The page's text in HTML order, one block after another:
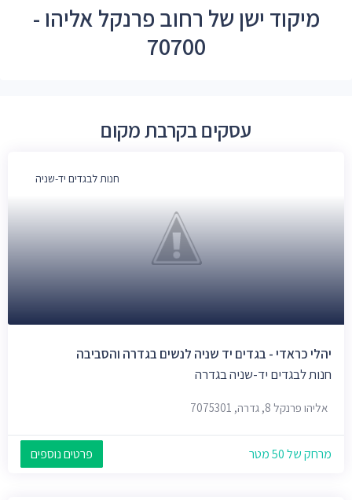
מיקוד ישן של רחוב פרנקל אליהו -
70700
עסקים בקרבת מקום
חנות לבגדים יד-שניה
יהלי כראדי - בגדים יד שניה לנשים בגדרה והסביבה
חנות לבגדים יד-שניה בגדרה
אליהו פרנקל 8, גדרה, 7075301
מרחק של 50 מטר פרטים נוספים